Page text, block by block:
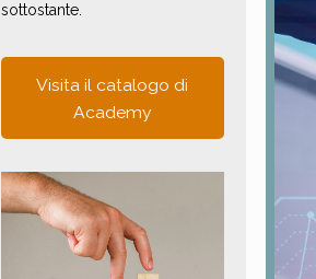
sottostante.
Visita il catalogo di
Academy